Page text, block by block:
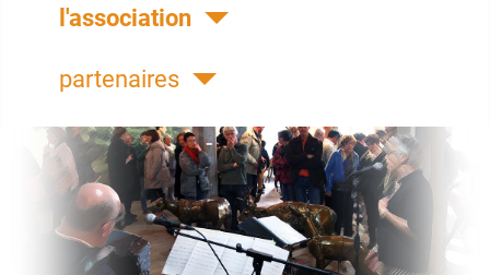
l'association
partenaires